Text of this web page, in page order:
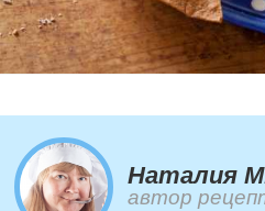
Наталия
автор